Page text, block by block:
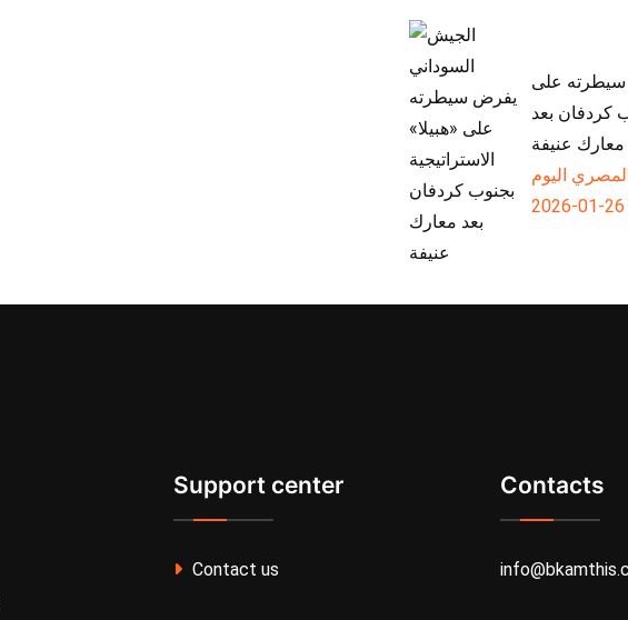
سيطرته على
كردفان بعد
معارك عنيفة
اليوم
2026-01-26
Support center
Contact us
Contacts